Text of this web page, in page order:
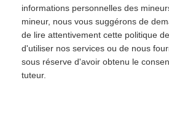
informations personnelles des
mineur, nous vous suggérons de
de lire attentivement cette politique
d'utiliser nos services ou de nous
sous réserve d'avoir obtenu le
tuteur.